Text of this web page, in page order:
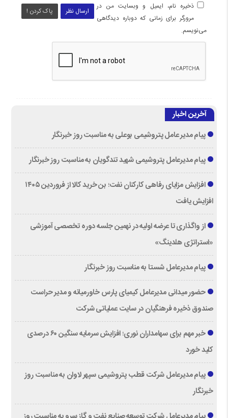
ارسال نظر پاک کردن !
ذخیره نام، ایمیل و وبسایت من در
مرورگر برای زمانی که دوباره دیدگاهی
می‌نویسم.
آخرین اخبار
پیام مدیر عامل پتروشیمی بوعلی به مناسبت روز خبرنگار
پیام مدیرعامل پتروشیمی شهید تندگویان به مناسبت روز خبرنگار
افزایش مزایای رفاهی کارکنان نفت؛ بن خرید کالا از فروردین ۱۴۰۵
افزایش یافت
از واگذاری تا عرضه اولیه در نهمین جلسه دوره تخصصی آموزشی
«استراتژی هلدینگ»
پیام مدیرعامل شستا به مناسبت روز خبرنگار
حضور میدانی مدیرعامل کیمیای پارس خاورمیانه و مدیر حراست
صندوق ذخیره فرهنگیان در سایت عملیاتی شرکت
خبر مهم برای سهامداران نوری؛ افزایش سرمایه سنگین ۶۰ درصدی
کلید خورد
پیام مدیرعامل شرکت قطب پتروشیمی سپهر لاوان به مناسبت روز
خبرنگار